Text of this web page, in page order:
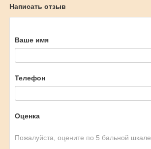
Написать отзыв
Ваше имя
Телефон
Оценка
Пожалуйста, оцените по 5 бальной шкале